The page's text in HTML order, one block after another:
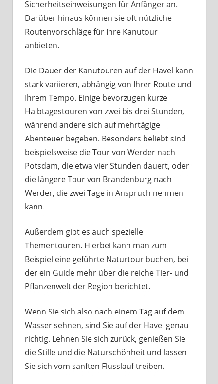
Sicherheitseinweisungen für Anfänger an.
Darüber hinaus können sie oft nützliche
Routenvorschläge für Ihre Kanutour
anbieten.
Die Dauer der Kanutouren auf der Havel kann
stark variieren, abhängig von Ihrer Route und
Ihrem Tempo. Einige bevorzugen kurze
Halbtagestouren von zwei bis drei Stunden,
während andere sich auf mehrtägige
Abenteuer begeben. Besonders beliebt sind
beispielsweise die Tour von Werder nach
Potsdam, die etwa vier Stunden dauert, oder
die längere Tour von Brandenburg nach
Werder, die zwei Tage in Anspruch nehmen
kann.
Außerdem gibt es auch spezielle
Thementouren. Hierbei kann man zum
Beispiel eine geführte Naturtour buchen, bei
der ein Guide mehr über die reiche Tier- und
Pflanzenwelt der Region berichtet.
Wenn Sie sich also nach einem Tag auf dem
Wasser sehnen, sind Sie auf der Havel genau
richtig. Lehnen Sie sich zurück, genießen Sie
die Stille und die Naturschönheit und lassen
Sie sich vom sanften Flusslauf treiben.